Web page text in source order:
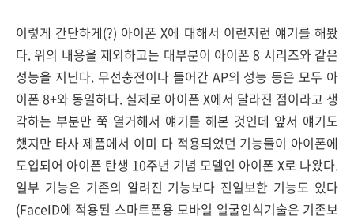
이렇게 간단하게(?) 아이폰 X에 대해서 이런저런 얘기를 해봤
다. 위의 내용을 제외하고는 대부분이 아이폰 8 시리즈와 같은
성능을 지닌다. 무선충전이나 들어간 AP의 성능 등은 모두 아
이폰 8+와 동일하다. 실제로 아이폰 X에서 달라진 점이라고 생
각하는 부분만 쭉 열거해서 얘기를 해본 것인데 앞서 얘기도
했지만 타사 제품에서 이미 다 적용되었던 기능들이 아이폰에
도입되어 아이폰 탄생 10주년 기념 모델인 아이폰 X로 나왔다.
일부 기능은 기존의 알려진 기능보다 진일보한 기능도 있다
(FaceID에 적용된 스마트폰용 모바일 얼굴인식기술은 기존보